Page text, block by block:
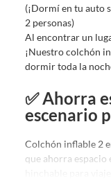
De uso personal.
En sodimac.cl te damos
estar en perfecto
entregamos.
electrónica, por
para el computador.
Productos a pedido
Productos que han
reparados,
(¡Dormí en tu auto
2 personas)
Al encontrar un
¡Nuestro colchón
dormir toda la
✅️ Ahorra
escenario
Colchón inflable 2
que ahorra espacio